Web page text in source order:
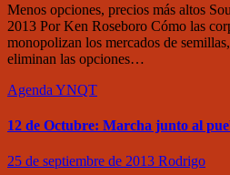
Menos opciones, precios más altos
2013 Por Ken Roseboro Cómo las
monopolizan los mercados de
eliminan las opciones…
Agenda YNQT
12 de Octubre: Marcha junto al
25 de septiembre de 2013 Rodrigo